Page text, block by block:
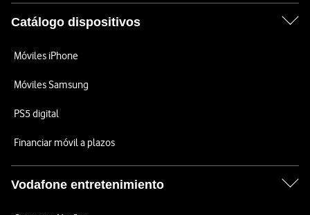
Catálogo dispositivos
Móviles iPhone
Móviles Samsung
PS5 digital
Financiar móvil a plazos
Vodafone entretenimiento